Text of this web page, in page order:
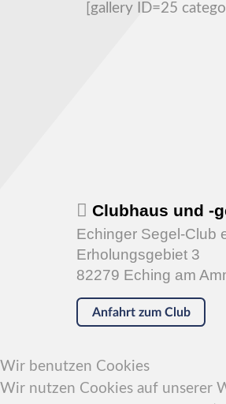
[gallery ID=25
Clubhaus und -
Echinger Segel-Club
Erholungsgebiet 3
82279 Eching am
Anfahrt zum Club
Wir benutzen Cookies
Wir nutzen Cookies auf unserer